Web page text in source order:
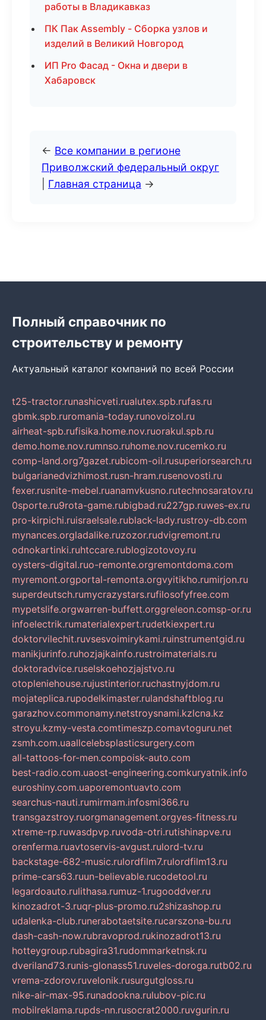
работы в Владикавказ
ПК Пак Assembly - Сборка узлов и
изделий в Великий Новгород
ИП Pro Фасад - Окна и двери в
Хабаровск
← Все компании в регионе
Приволжский федеральный округ
Главная страница →
Полный справочник по
строительству и ремонту
Актуальный каталог компаний по всей России
t25-tractor.runashicveti.rualutex.spb.rufas.ru
gbmk.spb.ruromania-today.runovoizol.ru
airheat-spb.rufisika.home.nov.ruorakul.spb.ru
demo.home.nov.rumnso.ruhome.nov.rucemko.ru
comp-land.org7gazet.rubicom-oil.rusuperiorsearch.ru
bulgarianedvizhimost.rusn-hram.rusenovosti.ru
fexer.rusnite-mebel.ruanamvkusno.rutechnosaratov.ru
0sporte.ru9rota-game.rubigbad.ru227gp.ruwes-ex.ru
pro-kirpichi.ruisraelsale.rublack-lady.rustroy-db.com
mynances.orgladalike.ruzozor.rudvigremont.ru
odnokartinki.ruhtccare.rublogizotovoy.ru
oysters-digital.ruo-remonte.orgremontdoma.com
myremont.orgportal-remonta.orgvyitikho.rumirjon.ru
superdeutsch.rumycrazystars.rufilosofyfree.com
mypetslife.orgwarren-buffett.orggreleon.comsp-or.ru
infoelectrik.rumaterialexpert.rudetkiexpert.ru
doktorvilechit.ruvsesvoimirykami.ruinstrumentgid.ru
manikjurinfo.ruhozjajkainfo.rustroimaterials.ru
doktoradvice.ruselskoehozjajstvo.ru
otopleniehouse.rujustinterior.ruchastnyjdom.ru
mojateplica.rupodelkimaster.rulandshaftblog.ru
garazhov.commonamy.netstroysnami.kzlcna.kz
stroyu.kzmy-vesta.comtimeszp.comavtoguru.net
zsmh.com.uaallcelebsplasticsurgery.com
all-tattoos-for-men.compoisk-auto.com
best-radio.com.uaost-engineering.comkuryatnik.info
euroshiny.com.uaporemontuavto.com
searchus-nauti.rumirmam.infosmi366.ru
transgazstroy.ruorgmanagement.orgyes-fitness.ru
xtreme-rp.ruwasdpvp.ruvoda-otri.rutishinapve.ru
orenferma.ruavtoservis-avgust.rulord-tv.ru
backstage-682-music.rulordfilm7.rulordfilm13.ru
prime-cars63.ruun-believable.rucodetool.ru
legardoauto.rulithasa.rumuz-1.rugooddver.ru
kinozadrot-3.ruqr-plus-promo.ru2shizashop.ru
udalenka-club.runerabotaetsite.rucarszona-bu.ru
dash-cash-now.rubravoprod.rukinozadrot13.ru
hotteygroup.rubagira31.rudommarketnsk.ru
dveriland73.runis-glonass51.ruveles-doroga.rutb02.ru
vrema-zdorov.ruvelonik.rusurgutgloss.ru
nike-air-max-95.runadookna.rulubov-pic.ru
mobilreklama.rupds-nn.rusocrat2000.ruvgurin.ru